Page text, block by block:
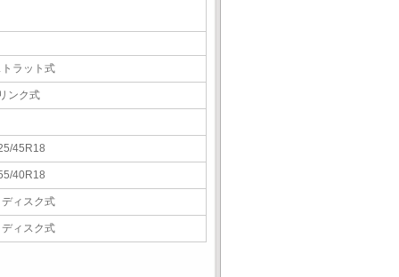
トラット式
ンク式
45R18
40R18
ディスク式
ディスク式